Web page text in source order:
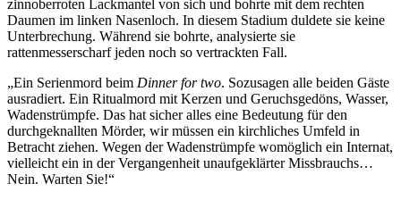
zinnoberroten Lackmantel von sich und bohrte mit dem rechten
Daumen im linken Nasenloch. In diesem Stadium duldete sie keine
Unterbrechung. Während sie bohrte, analysierte sie
rattenmesserscharf jeden noch so vertrackten Fall.
„Ein Serienmord beim Dinner for two. Sozusagen alle beiden Gäste
ausradiert. Ein Ritualmord mit Kerzen und Geruchsgedöns, Wasser,
Wadenstrümpfe. Das hat sicher alles eine Bedeutung für den
durchgeknallten Mörder, wir müssen ein kirchliches Umfeld in
Betracht ziehen. Wegen der Wadenstrümpfe womöglich ein Internat,
vielleicht ein in der Vergangenheit unaufgeklärter Missbrauchs…
Nein. Warten Sie!“